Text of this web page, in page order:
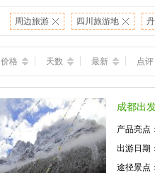
周边旅游 四川旅游地
价格 天数 最新 点评
成都出
产品亮点：
出游日期：
途径景点：